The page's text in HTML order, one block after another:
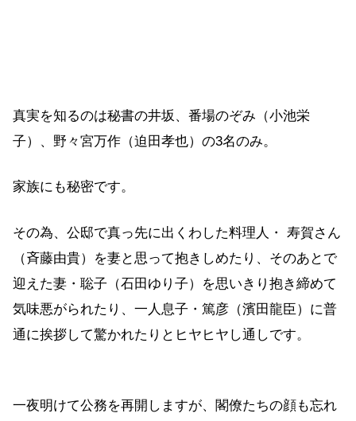
真実を知るのは秘書の井坂、番場のぞみ（小池栄
子）、野々宮万作（迫田孝也）の3名のみ。
家族にも秘密です。
その為、公邸で真っ先に出くわした料理人・ 寿賀さん
（斉藤由貴）を妻と思って抱きしめたり、そのあとで
迎えた妻・聡子（石田ゆり子）を思いきり抱き締めて
気味悪がられたり、一人息子・篤彦（濱田龍臣）に普
通に挨拶して驚かれたりとヒヤヒヤし通しです。
一夜明けて公務を再開しますが、閣僚たちの顔も忘れ